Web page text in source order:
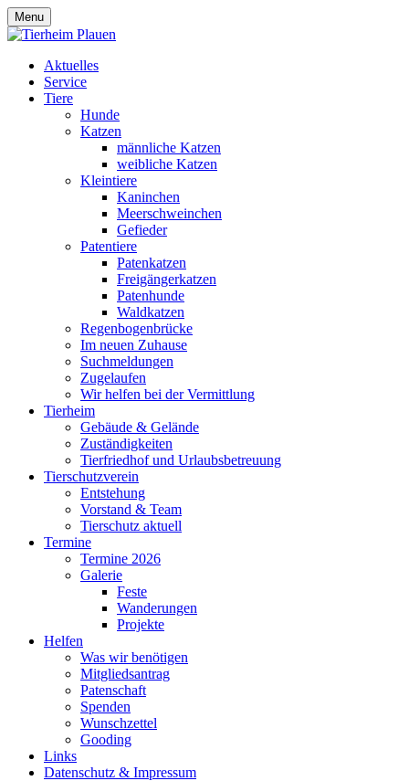
Menu
Aktuelles
Service
Tiere
Hunde
Katzen
männliche Katzen
weibliche Katzen
Kleintiere
Kaninchen
Meerschweinchen
Gefieder
Patentiere
Patenkatzen
Freigängerkatzen
Patenhunde
Waldkatzen
Regenbogenbrücke
Im neuen Zuhause
Suchmeldungen
Zugelaufen
Wir helfen bei der Vermittlung
Tierheim
Gebäude & Gelände
Zuständigkeiten
Tierfriedhof und Urlaubsbetreuung
Tierschutzverein
Entstehung
Vorstand & Team
Tierschutz aktuell
Termine
Termine 2026
Galerie
Feste
Wanderungen
Projekte
Helfen
Was wir benötigen
Mitgliedsantrag
Patenschaft
Spenden
Wunschzettel
Gooding
Links
Datenschutz & Impressum